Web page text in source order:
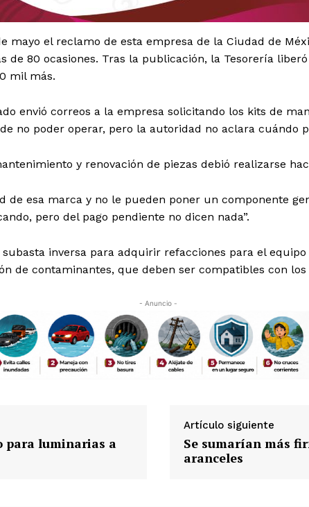
SUSCRÍBETE AHORA
Nosotros
Contacto
Política
Mi cuenta
mayo el reclamo de esta empresa de la Ciudad de
de 80 ocasiones. Tras la publicación, la Tesorería
mil más.
envió correos a la empresa solicitando los kits de
no poder operar, pero la autoridad no aclara cuándo
y renovación de piezas debió realizarse
de esa marca y no le pueden poner un componente
pero del pago pendiente no dicen nada”.
inversa para adquirir refacciones para el
de contaminantes, que deben ser compatibles con
- Anuncio -
para luminarias a
Artículo siguiente
Se sumarían más
aranceles